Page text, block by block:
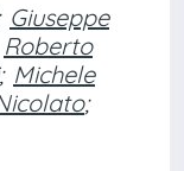
Giuseppe
Roberto
; Michele
;